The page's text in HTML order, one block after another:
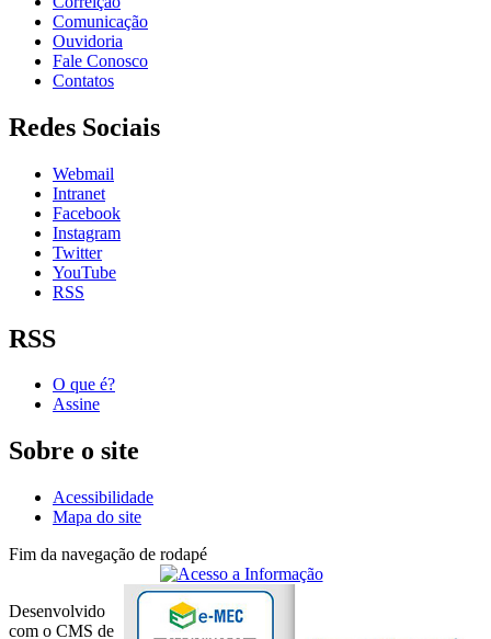
Comunicação
Ouvidoria
Fale Conosco
Contatos
Redes Sociais
Webmail
Intranet
Facebook
Instagram
Twitter
YouTube
RSS
RSS
O que é?
Assine
Sobre o site
Acessibilidade
Mapa do site
Fim da navegação de rodapé
Desenvolvido
com o CMS de